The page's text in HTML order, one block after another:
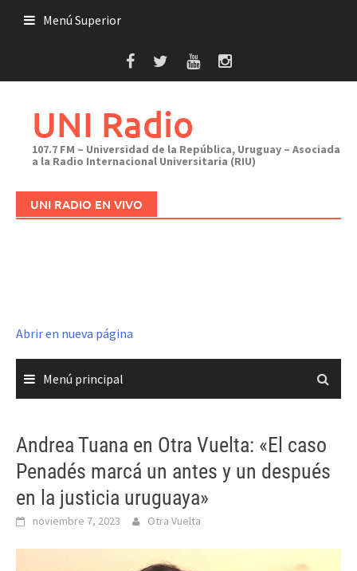
Menú Superior
UNI Radio
107.7 FM – Universidad de la República, Uruguay – Asociada
a la Radio Internacional Universitaria (RIU)
UNI RADIO EN VIVO
Abrir en nueva página
Menú principal
Andrea Tuana en Otra Vuelta: «El caso
Penadés marcá un antes y un después
en la justicia uruguaya»
noviembre 7, 2023 Otra Vuelta